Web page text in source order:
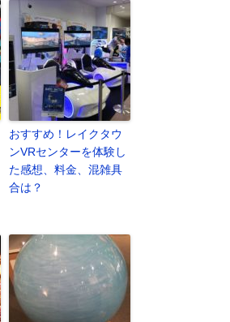
おすすめ！レイクタウ
ンVRセンターを体験し
た感想、料金、混雑具
合は？